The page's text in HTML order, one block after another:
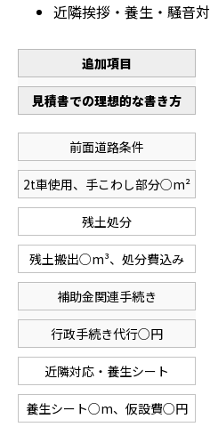
近隣挨拶・養生・騒音
追加項目
見積書での理想的な書き方
前面道路条件
2t車使用、手こわし部分○m²
残土処分
残土搬出○m³、処分費込み
補助金関連手続き
行政手続き代行○円
近隣対応・養生シート
養生シート○m、仮設費○円